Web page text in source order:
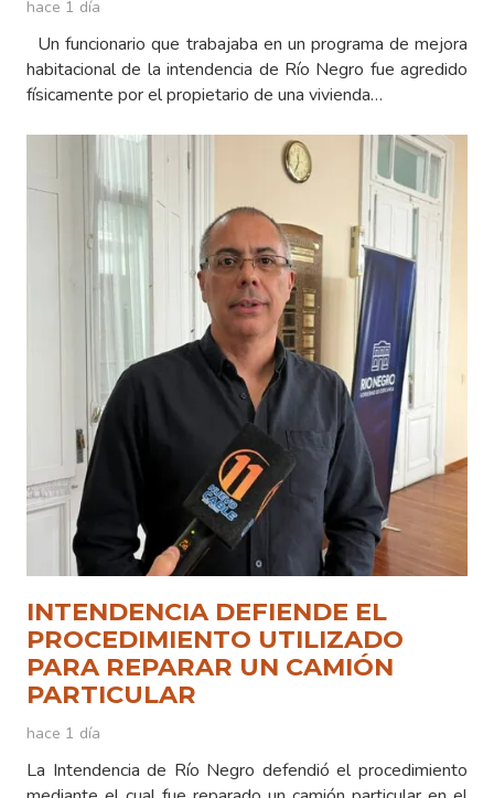
hace 1 día
Un funcionario que trabajaba en un programa de mejora
habitacional de la intendencia de Río Negro fue agredido
físicamente por el propietario de una vivienda…
INTENDENCIA DEFIENDE EL
PROCEDIMIENTO UTILIZADO
PARA REPARAR UN CAMIÓN
PARTICULAR
hace 1 día
La Intendencia de Río Negro defendió el procedimiento